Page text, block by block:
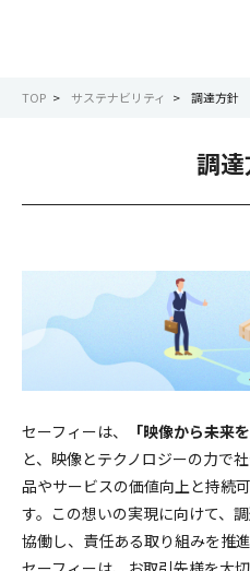
会社情報
サービス紹介
サステナビリティ
IR情報
採用情報
TOP サステナビリティ 調達方針
調
セーフィーは、 「映像から未来
と、映像とテクノロジーの力で
品やサービスの価値向上と持続
す。この想いの実現に向けて、
協働し、責任ある取り組みを推進